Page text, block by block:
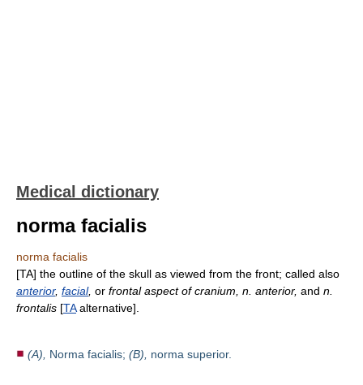
Medical dictionary
norma facialis
norma facialis
[TA] the outline of the skull as viewed from the front; called also
anterior, facial, or frontal aspect of cranium, n. anterior, and n.
frontalis [TAalternative].
(A), Norma facialis; (B), norma superior.